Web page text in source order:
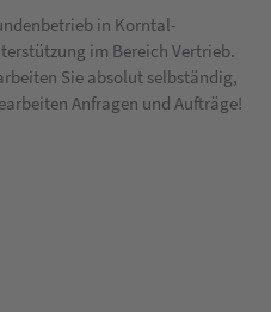
in Korntal-
im Bereich Vertrieb.
Sie absolut selbständig,
Anfragen und Aufträge!